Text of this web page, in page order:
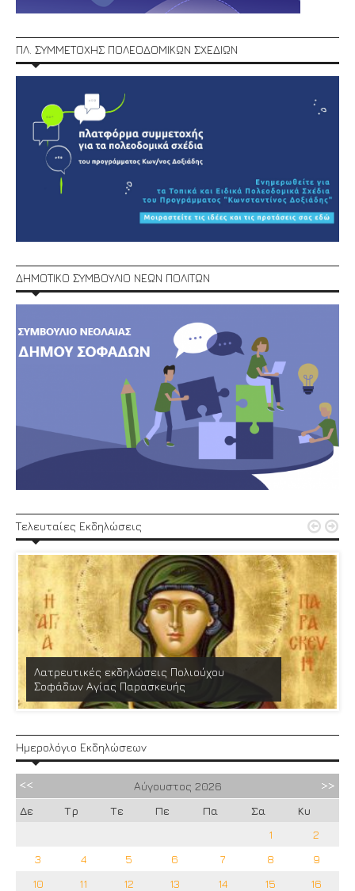
ΠΛ. ΣΥΜΜΕΤΟΧΗΣ ΠΟΛΕΟΔΟΜΙΚΩΝ ΣΧΕΔΙΩΝ
ΔΗΜΟΤΙΚΟ ΣΥΜΒΟΥΛΙΟ ΝΕΩΝ ΠΟΛΙΤΩΝ
Τελευταίες Εκδηλώσεις
Λατρευτικές εκδηλώσεις Πολιούχου
Σοφάδων Αγίας Παρασκευής
 
Ημερολόγιο Εκδηλώσεων
Αύγουστος 2026
Δε
Τρ Τε Πε Πα Σα
Κυ
1
2
3
4 5 6 7 8
9
10
11 12 13 14 15
16